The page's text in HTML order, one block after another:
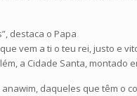
destaca o Papa
vem a ti o teu rei, justo e
a Cidade Santa, montado
daqueles que têm